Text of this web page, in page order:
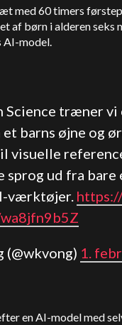
med 60 timers
af børn i alderen seks
AI-model.
Science træner
et barns øjne og
visuelle
ud fra bare
værktøjer.
(@wkvong) 1.
en AI-model med